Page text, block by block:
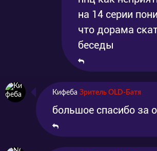
на 14 серии
что дорама
беседы
Кифеба Зритель OLD-Батя
большое спасибо за